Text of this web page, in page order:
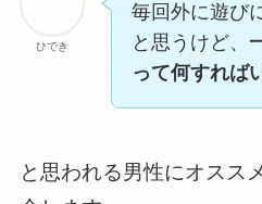
ひでき
毎回外に遊び
と思うけど、
って何すれば
と思われる男性にオスス